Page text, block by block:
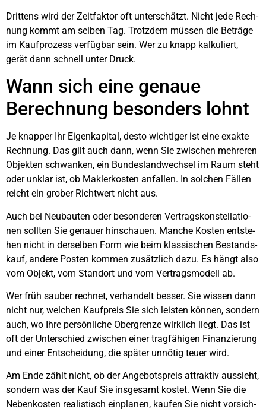
Drit­tens wird der Zeit­fak­tor oft unter­schätzt. Nicht jede Rech­
nung kommt am sel­ben Tag. Trotz­dem müs­sen die Beträ­ge
im Kauf­pro­zess ver­füg­bar sein. Wer zu knapp kal­ku­liert,
gerät dann schnell unter Druck.
Wann sich eine genaue
Berech­nung beson­ders lohnt
Je knap­per Ihr Eigen­ka­pi­tal, des­to wich­ti­ger ist eine exak­te
Rech­nung. Das gilt auch dann, wenn Sie zwi­schen meh­re­ren
Objek­ten schwan­ken, ein Bun­des­land­wech­sel im Raum steht
oder unklar ist, ob Mak­ler­kos­ten anfal­len. In sol­chen Fäl­len
reicht ein gro­ber Richt­wert nicht aus.
Auch bei Neu­bau­ten oder beson­de­ren Ver­trags­kon­stel­la­tio­
nen soll­ten Sie genau­er hin­schau­en. Man­che Kos­ten ent­ste­
hen nicht in der­sel­ben Form wie beim klas­si­schen Bestands­
kauf, ande­re Pos­ten kom­men zusätz­lich dazu. Es hängt also
vom Objekt, vom Stand­ort und vom Ver­trags­mo­dell ab.
Wer früh sau­ber rech­net, ver­han­delt bes­ser. Sie wis­sen dann
nicht nur, wel­chen Kauf­preis Sie sich leis­ten kön­nen, son­dern
auch, wo Ihre per­sön­li­che Ober­gren­ze wirk­lich liegt. Das ist
oft der Unter­schied zwi­schen einer trag­fä­hi­gen Finan­zie­rung
und einer Ent­schei­dung, die spä­ter unnö­tig teu­er wird.
Am Ende zählt nicht, ob der Ange­bots­preis attrak­tiv aus­sieht,
son­dern was der Kauf Sie ins­ge­samt kos­tet. Wenn Sie die
Neben­kos­ten rea­lis­tisch ein­pla­nen, kau­fen Sie nicht vor­sich­